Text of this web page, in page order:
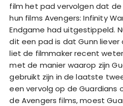
film het pad vervolgen dat de
hun films Avengers: Infinity
Endgame had uitgestippeld.
dit een pad is dat Gunn liever
liet de filmmaker recent
met de manier waarop zijn
gebruikt zijn in de laatste
een vervolg op de Guardians
de Avengers films, moest